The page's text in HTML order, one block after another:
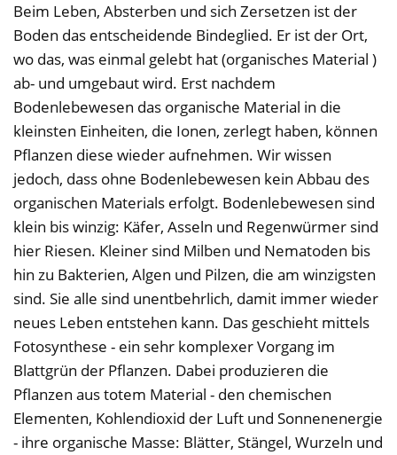
Beim Leben, Absterben und sich Zersetzen ist der
Boden das entscheidende Bindeglied. Er ist der Ort,
wo das, was einmal gelebt hat (organisches Material )
ab- und umgebaut wird. Erst nachdem
Bodenlebewesen das organische Material in die
kleinsten Einheiten, die Ionen, zerlegt haben, können
Pflanzen diese wieder aufnehmen. Wir wissen
jedoch, dass ohne Bodenlebewesen kein Abbau des
organischen Materials erfolgt. Bodenlebewesen sind
klein bis winzig: Käfer, Asseln und Regenwürmer sind
hier Riesen. Kleiner sind Milben und Nematoden bis
hin zu Bakterien, Algen und Pilzen, die am winzigsten
sind. Sie alle sind unentbehrlich, damit immer wieder
neues Leben entstehen kann. Das geschieht mittels
Fotosynthese - ein sehr komplexer Vorgang im
Blattgrün der Pflanzen. Dabei produzieren die
Pflanzen aus totem Material - den chemischen
Elementen, Kohlendioxid der Luft und Sonnenenergie
- ihre organische Masse: Blätter, Stängel, Wurzeln und